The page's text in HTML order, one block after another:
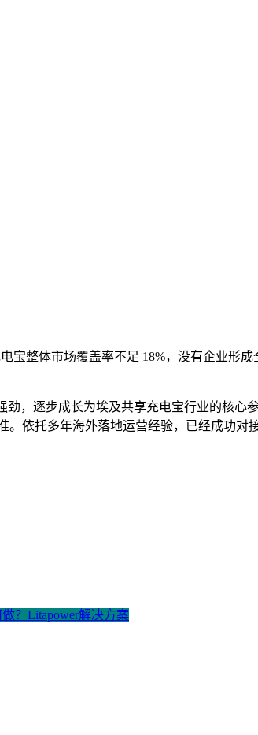
整体市场覆盖率不足 18%，没有企业形
，逐步成长为埃及共享充电宝行业的核心
依托多年海外落地运营经验，已经成功
？Litapower解决方案